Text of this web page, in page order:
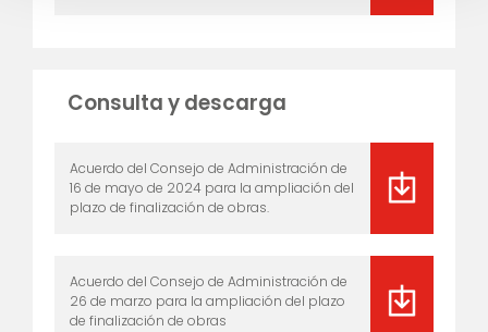
Consulta y descarga
Acuerdo del Consejo de Administración de
16 de mayo de 2024 para la ampliación del
plazo de finalización de obras.
Acuerdo del Consejo de Administración de
26 de marzo para la ampliación del plazo
de finalización de obras